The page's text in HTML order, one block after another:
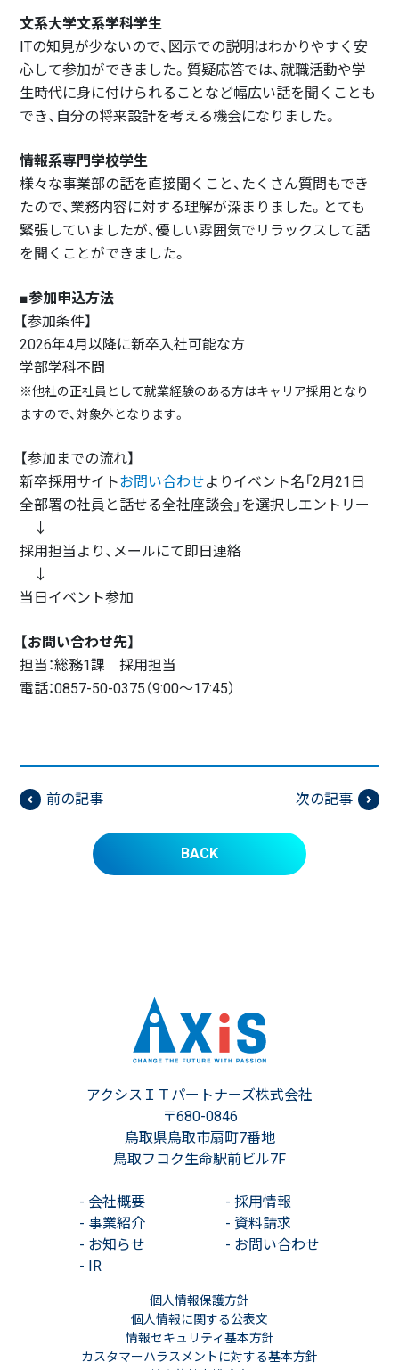
文系大学文系学科学生
ITの知見が少ないので、図示での説明はわかりやすく安
心して参加ができました。質疑応答では、就職活動や学
生時代に身に付けられることなど幅広い話を聞くことも
でき、自分の将来設計を考える機会になりました。
情報系専門学校学生
様々な事業部の話を直接聞くこと、たくさん質問もでき
たので、業務内容に対する理解が深まりました。とても
緊張していましたが、優しい雰囲気でリラックスして話
を聞くことができました。
■参加申込方法
【参加条件】
2026年4月以降に新卒入社可能な方
学部学科不問
※他社の正社員として就業経験のある方はキャリア採用となり
ますので、対象外となります。
【参加までの流れ】
新卒採用サイトお問い合わせよりイベント名「2月21日
全部署の社員と話せる全社座談会」を選択しエントリー
↓
採用担当より、メールにて即日連絡
↓
当日イベント参加
【お問い合わせ先】
担当：総務1課 採用担当
電話：0857-50-0375（9:00～17:45）
前の記事 次の記事
BACK
アクシスＩＴパートナーズ株式会社
〒680-0846
鳥取県鳥取市扇町7番地
鳥取フコク生命駅前ビル7F
- 会社概要
- 事業紹介
- お知らせ
- IR
- 採用情報
- 資料請求
- お問い合わせ
個人情報保護方針
個人情報に関する公表文
情報セキュリティ基本方針
カスタマーハラスメントに対する基本方針